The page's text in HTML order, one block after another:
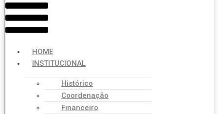
HOME
INSTITUCIONAL
Histórico
Coordenação
Financeiro